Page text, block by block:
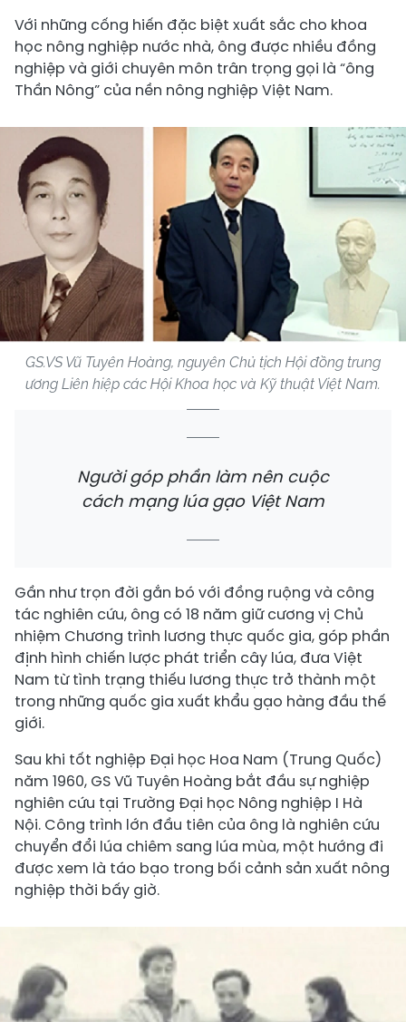
Với những cống hiến đặc biệt xuất sắc cho khoa
học nông nghiệp nước nhà, ông được nhiều đồng
nghiệp và giới chuyên môn trân trọng gọi là “ông
Thần Nông” của nền nông nghiệp Việt Nam.
GS.VS Vũ Tuyên Hoàng, nguyên Chủ tịch Hội đồng trung
ương Liên hiệp các Hội Khoa học và Kỹ thuật Việt Nam.
Người góp phần làm nên cuộc
cách mạng lúa gạo Việt Nam
Gần như trọn đời gắn bó với đồng ruộng và công
tác nghiên cứu, ông có 18 năm giữ cương vị Chủ
nhiệm Chương trình lương thực quốc gia, góp phần
định hình chiến lược phát triển cây lúa, đưa Việt
Nam từ tình trạng thiếu lương thực trở thành một
trong những quốc gia xuất khẩu gạo hàng đầu thế
giới.
Sau khi tốt nghiệp Đại học Hoa Nam (Trung Quốc)
năm 1960, GS Vũ Tuyên Hoàng bắt đầu sự nghiệp
nghiên cứu tại Trường Đại học Nông nghiệp I Hà
Nội. Công trình lớn đầu tiên của ông là nghiên cứu
chuyển đổi lúa chiêm sang lúa mùa, một hướng đi
được xem là táo bạo trong bối cảnh sản xuất nông
nghiệp thời bấy giờ.